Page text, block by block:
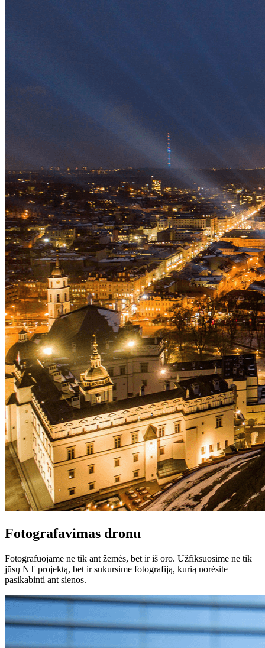
Fotografavimas dronu
Fotografuojame ne tik ant žemės, bet ir iš oro. Užfiksuosime ne tik
jūsų NT projektą, bet ir sukursime fotografiją, kurią norėsite
pasikabinti ant sienos.